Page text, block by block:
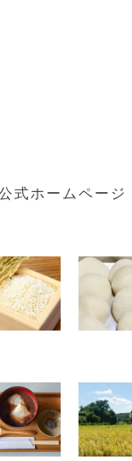
式ホームページ